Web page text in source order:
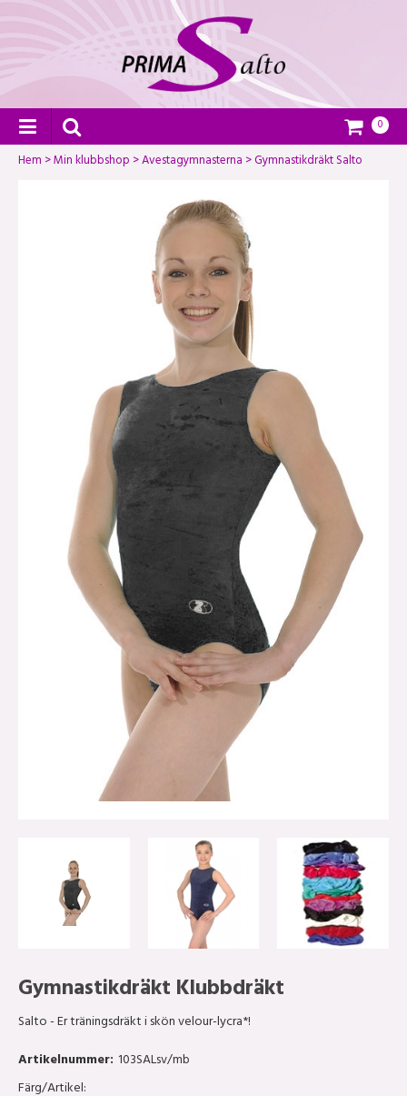
0
Hem >Min klubbshop >Avestagymnasterna >Gymnastikdräkt Salto
Gymnastikdräkt Klubbdräkt
Salto - Er träningsdräkt i skön velour-lycra*!
Artikelnummer: 103SALsv/mb
Färg/Artikel: